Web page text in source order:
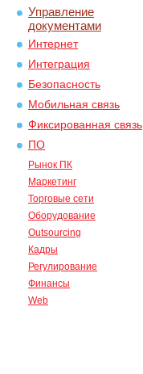
Управление
документами
Интернет
Интеграция
Безопасность
Мобильная связь
Фиксированная связь
ПО
Рынок ПК
Маркетинг
Торговые сети
Оборудование
Outsourcing
Кадры
Регулирование
Финансы
Web